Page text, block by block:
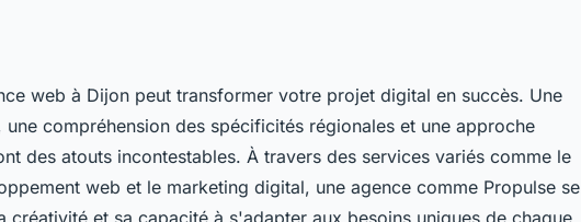
agence web à
?
web à Dijon peut transformer votre projet digital en succès. Une
compréhension des spécificités régionales et une approche
des atouts incontestables. À travers des services variés comme le
web et le marketing digital, une agence comme Propulse se
créativité et sa capacité à s'adapter aux besoins uniques de chaque